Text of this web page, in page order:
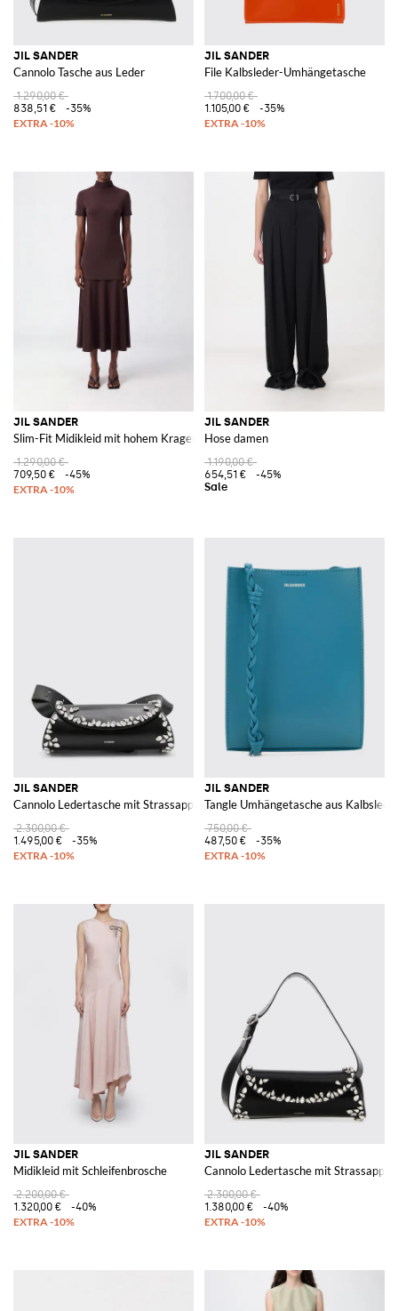
JIL SANDER
Cannolo Tasche aus Leder
1.290,00 €
838,51 €
-35%
JIL SANDER
File Kalbsleder-Umhängetasche
1.700,00 €
1.105,00 €
-35%
JIL SANDER
Slim-Fit Midikleid mit hohem Kragen aus Viskosemischung
1.290,00 €
709,50 €
-45%
JIL SANDER
Hose damen
1.190,00 €
654,51 €
-45%
JIL SANDER
Cannolo Ledertasche mit Strassapplikationen
2.300,00 €
1.495,00 €
-35%
JIL SANDER
Tangle Umhängetasche aus
750,00 €
487,50 €
-35%
JIL SANDER
Midikleid mit Schleifenbrosche
2.200,00 €
1.320,00 €
-40%
JIL SANDER
Cannolo Ledertasche mit
2.300,00 €
1.380,00 €
-40%